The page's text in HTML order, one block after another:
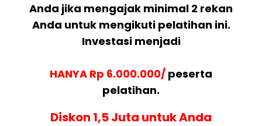
Anda jika mengajak minimal 2 rekan
Anda untuk mengikuti pelatihan ini.
Investasi menjadi
HANYA Rp 6.000.000/ peserta
pelatihan.
Diskon 1,5 Juta untuk Anda